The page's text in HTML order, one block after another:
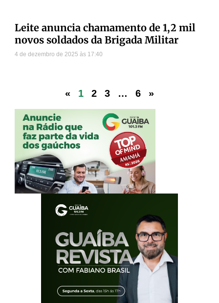
Leite anuncia chamamento de 1,2 mil
novos soldados da Brigada Militar
4 de dezembro de 2025 17:40
« 1 2 3 … 6 »